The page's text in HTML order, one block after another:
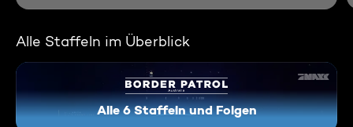
Alle Staffeln im Überblick
Alle 6 Staffeln und Folgen